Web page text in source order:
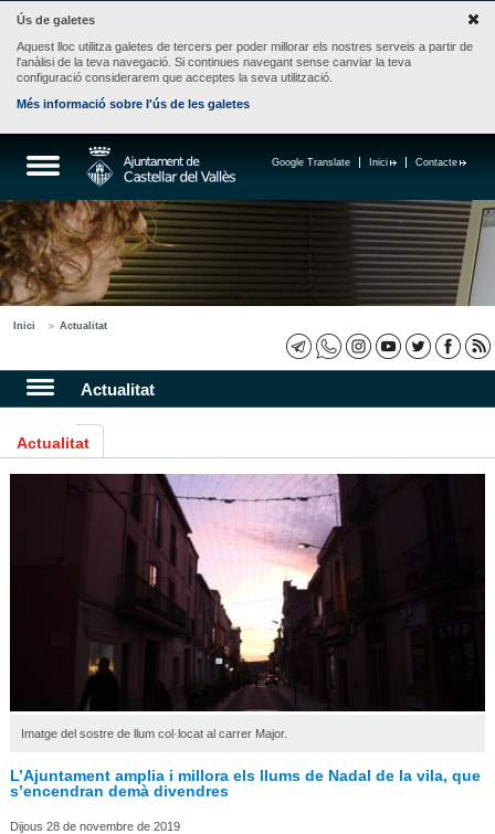
Ús de galetes
Aquest lloc utilitza galetes de tercers per poder millorar els nostres serveis a partir de
l'anàlisi de la teva navegació. Si continues navegant sense canviar la teva
configuració considerarem que acceptes la seva utilització.
Més informació sobre l'ús de les galetes
Contacte
Inici
Google Translate
Inici Actualitat
Actualitat
Actualitat
Imatge del sostre de llum col·locat al carrer Major.
L’Ajuntament amplia i millora els llums de Nadal de la vila, que
s’encendran demà divendres
Dijous 28 de novembre de 2019